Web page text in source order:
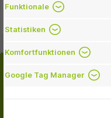
Funktionale
Statistiken
Komfortfunktionen
Google Tag Manager